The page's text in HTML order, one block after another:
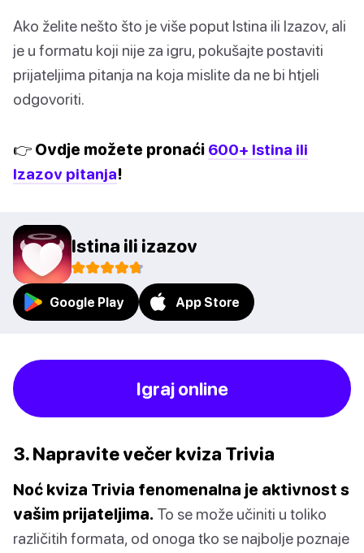
Ako želite nešto što je više poput Istina ili Izazov, ali
je u formatu koji nije za igru, pokušajte postaviti
prijateljima pitanja na koja mislite da ne bi htjeli
odgovoriti.
👉 Ovdje možete pronaći 600+ Istina ili
Izazov pitanja!
Istina ili izazov
Google Play App Store
Igraj online
3. Napravite večer kviza Trivia
Noć kviza Trivia fenomenalna je aktivnost s
vašim prijateljima. To se može učiniti u toliko
različitih formata, od onoga tko se najbolje poznaje